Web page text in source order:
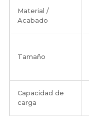
Material /
Acabado
Tamaño
Capacidad de
carga